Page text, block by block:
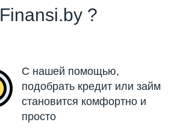
Finansi.by ?
С нашей помощью,
подобрать кредит или займ
становится комфортно и
просто